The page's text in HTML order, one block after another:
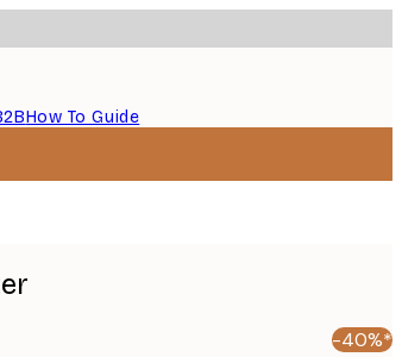
How To Guide
-40%*